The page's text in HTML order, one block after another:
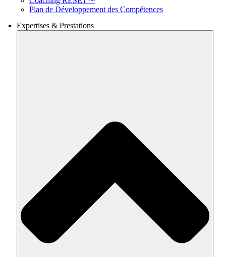
Plan de Développement des Compétences
Expertises & Prestations